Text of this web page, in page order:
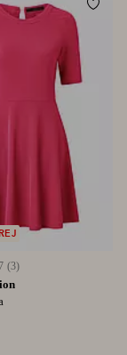
arvosanaan
(3)